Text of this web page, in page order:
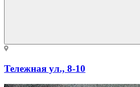
Тележная ул., 8-10